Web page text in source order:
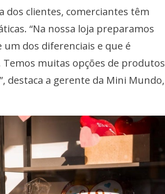
dos clientes, comerciantes têm
“Na nossa loja preparamos
dos diferenciais e que é
muitas opções de produtos
destaca a gerente da Mini Mundo,